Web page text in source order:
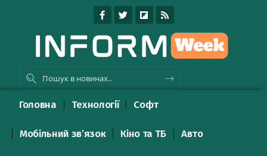
Головна Технології Софт
Мобільний зв’язок Кіно та ТБ Авто